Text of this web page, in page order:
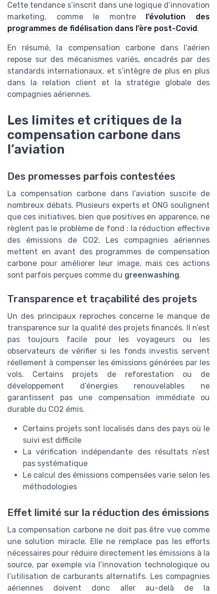
Cette tendance s’inscrit dans une logique d’innovation
marketing, comme le montre l’évolution des
programmes de fidélisation dans l’ère post-Covid.
En résumé, la compensation carbone dans l’aérien
repose sur des mécanismes variés, encadrés par des
standards internationaux, et s’intègre de plus en plus
dans la relation client et la stratégie globale des
compagnies aériennes.
Les limites et critiques de la
compensation carbone dans
l’aviation
Des promesses parfois contestées
La compensation carbone dans l’aviation suscite de
nombreux débats. Plusieurs experts et ONG soulignent
que ces initiatives, bien que positives en apparence, ne
règlent pas le problème de fond : la réduction effective
des émissions de CO2. Les compagnies aériennes
mettent en avant des programmes de compensation
carbone pour améliorer leur image, mais ces actions
sont parfois perçues comme du greenwashing.
Transparence et traçabilité des projets
Un des principaux reproches concerne le manque de
transparence sur la qualité des projets financés. Il n’est
pas toujours facile pour les voyageurs ou les
observateurs de vérifier si les fonds investis servent
réellement à compenser les émissions générées par les
vols. Certains projets de reforestation ou de
développement d’énergies renouvelables ne
garantissent pas une compensation immédiate ou
durable du CO2 émis.
Certains projets sont localisés dans des pays où le
suivi est difficile
La vérification indépendante des résultats n’est
pas systématique
Le calcul des émissions compensées varie selon les
méthodologies
Effet limité sur la réduction des émissions
La compensation carbone ne doit pas être vue comme
une solution miracle. Elle ne remplace pas les efforts
nécessaires pour réduire directement les émissions à la
source, par exemple via l’innovation technologique ou
l’utilisation de carburants alternatifs. Les compagnies
aériennes doivent donc aller au-delà de la